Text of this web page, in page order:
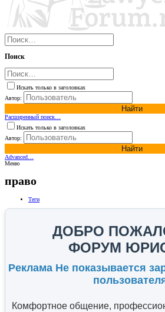
Поиск
Искать только в заголовках
Автор:
Найти
Расширенный поиск…
Искать только в заголовках
Автор:
Найти
Advanced…
Меню
право
Теги
ДОБРО
ФОРУМ
Реклама Не показывается
Комфортное общение,